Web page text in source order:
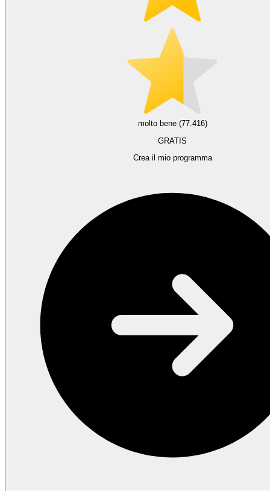
molto bene (77.416)
GRATIS
Crea il mio programma